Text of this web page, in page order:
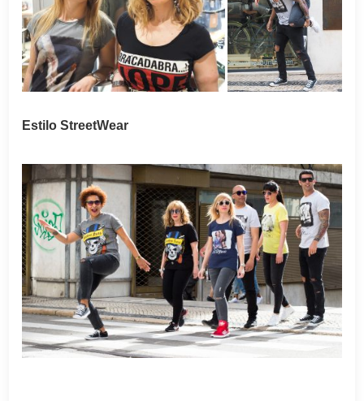
Estilo StreetWear